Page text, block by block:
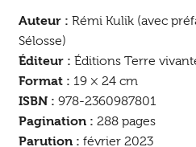
Auteur : Rémi Kulik (avec
Sélosse)
Éditeur : Éditions Terre
Format : 19 × 24 cm
ISBN : 978-2360987801
Pagination : 288 pages
Parution : février 2023